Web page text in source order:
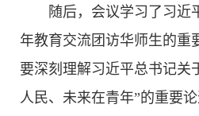
随后，会议学习了习近
年教育交流团访华师生的重
要深刻理解习近平总书记关
人民、未来在青年”的重要